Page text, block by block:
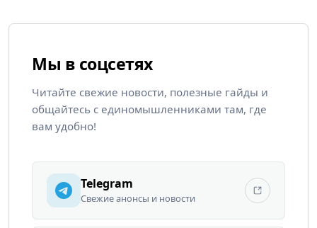
Мы в соцсетях
Читайте свежие новости, полезные гайды и
общайтесь с единомышленниками там, где
вам удобно!
Telegram
Свежие анонсы и новости